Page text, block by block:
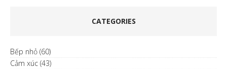
CATEGORIES
Bếp nhỏ (60)
Cảm xúc (43)